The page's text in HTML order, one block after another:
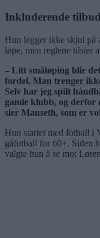
Inkluderende tilbud
Hun legger ikke skjul på
løpe, men reglene tilsier
– Litt småløping blir
fordel. Man trenger
Selv har jeg spilt
gamle klubb, og derfor
sier Mauseth, som er
Hun startet med fotball i
gåfotball for 60+. Siden
valgte hun å se mot